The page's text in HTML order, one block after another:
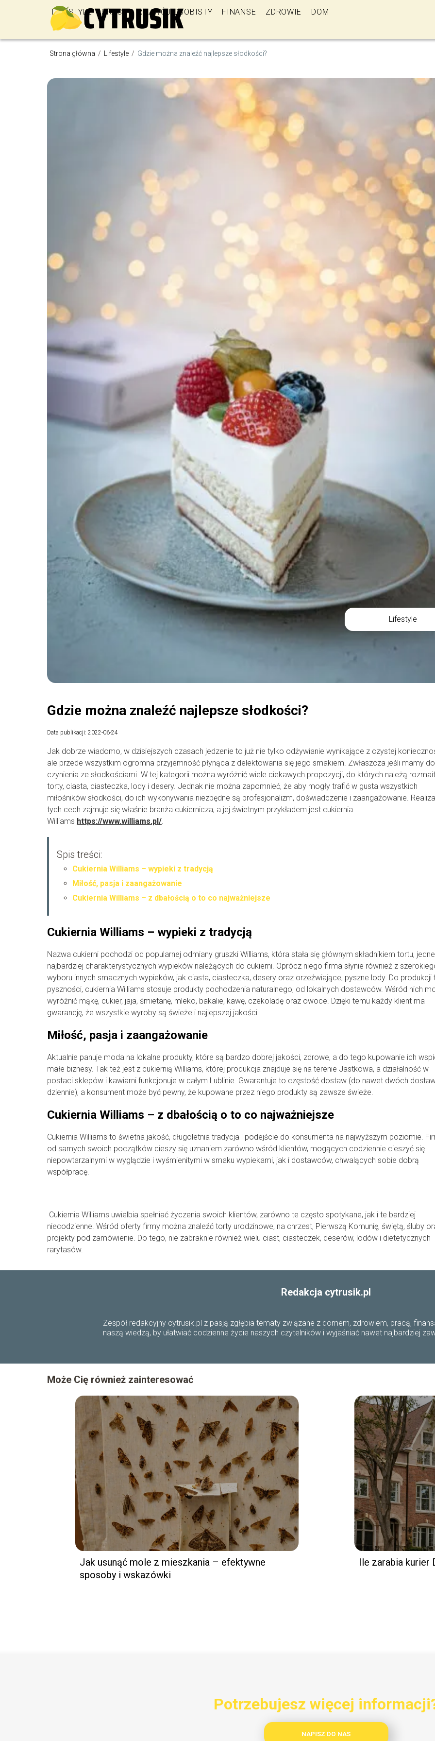
LIFESTYLE PRACA ROZWÓJ OSOBISTY FINANSE ZDROWIE DOM
Strona główna / Lifestyle / Gdzie można znaleźć najlepsze słodkości?
Lifestyle
Gdzie można znaleźć najlepsze słodkości?
Data publikacji: 2022-06-24
Jak dobrze wiadomo, w dzisiejszych czasach jedzenie to już nie tylko odżywianie wynikające z czystej
ale przede wszystkim ogromna przyjemność płynąca z delektowania się jego smakiem. Zwłaszcza jeśli mamy do
czynienia ze słodkościami. W tej kategorii można wyróżnić wiele ciekawych propozycji, do których należą
torty, ciasta, ciasteczka, lody i desery. Jednak nie można zapomnieć, że aby mogły trafić w gusta wszystkich
miłośników słodkości, do ich wykonywania niezbędne są profesjonalizm, doświadczenie i zaangażowanie.
tych cech zajmuje się właśnie branża cukiernicza, a jej świetnym przykładem jest cukiernia
Williams https://www.williams.pl/
Spis treści:
Cukiernia Williams – wypieki z tradycją
Miłość, pasja i zaangażowanie
Cukiernia Williams – z dbałością o to co najważniejsze
Cukiernia Williams – wypieki z tradycją
Nazwa cukierni pochodzi od popularnej odmiany gruszki Williams, która stała się głównym składnikiem tortu,
najbardziej charakterystycznych wypieków należących do cukierni. Oprócz niego firma słynie również z
wyboru innych smacznych wypieków, jak ciasta, ciasteczka, desery oraz orzeźwiające, pyszne lody. Do produkcji
pyszności, cukiernia Williams stosuje produkty pochodzenia naturalnego, od lokalnych dostawców. Wśród nich
wyróżnić mąkę, cukier, jaja, śmietanę, mleko, bakalie, kawę, czekoladę oraz owoce. Dzięki temu każdy klient ma
gwarancję, że wszystkie wyroby są świeże i najlepszej jakości.
Miłość, pasja i zaangażowanie
Aktualnie panuje moda na lokalne produkty, które są bardzo dobrej jakości, zdrowe, a do tego kupowanie ich
małe biznesy. Tak też jest z cukiernią Williams, której produkcja znajduje się na terenie Jastkowa, a działalność w
postaci sklepów i kawiarni funkcjonuje w całym Lublinie. Gwarantuje to częstość dostaw (do nawet dwóch
dziennie), a konsument może być pewny, że kupowane przez niego produkty są zawsze świeże.
Cukiernia Williams – z dbałością o to co najważniejsze
Cukiernia Williams to świetna jakość, długoletnia tradycja i podejście do konsumenta na najwyższym poziomie.
od samych swoich początków cieszy się uznaniem zarówno wśród klientów, mogących codziennie cieszyć się
niepowtarzalnymi w wyglądzie i wyśmienitymi w smaku wypiekami, jak i dostawców, chwalących sobie dobrą
współpracę.
Cukiernia Williams uwielbia spełniać życzenia swoich klientów, zarówno te często spotykane, jak i te bardziej
niecodzienne. Wśród oferty firmy można znaleźć torty urodzinowe, na chrzest, Pierwszą Komunię, świętą, śluby
projekty pod zamówienie. Do tego, nie zabraknie również wielu ciast, ciasteczek, deserów, lodów i dietetycznych
rarytasów.
Redakcja cytrusik.pl
Zespół redakcyjny cytrusik.pl z pasją zgłębia tematy związane z domem, zdrowiem, pracą,
naszą wiedzą, by ułatwiać codzienne życie naszych czytelników i wyjaśniać nawet najbardziej
Może Cię również zainteresować
Jak usunąć mole z mieszkania – efektywne
sposoby i wskazówki
Ile zarabia kurier
Potrzebujesz więcej
NAPISZ DO NAS